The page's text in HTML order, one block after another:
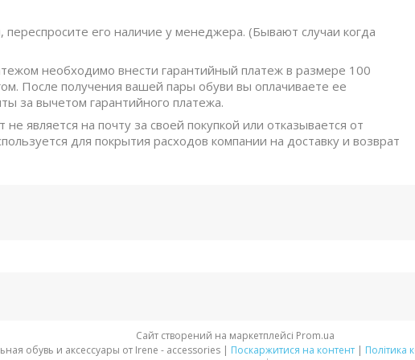
его наличие у менеджера. (Бывают случаи когда
необходимо внести гарантийный платеж в размере 100
После получения вашей пары обуви вы оплачиваете ее
за вычетом гарантийного платежа.
является на почту за своей покупкой или отказывается от
для покрытия расходов компании на доставку и возврат
Сайт створений на маркетплейсі Prom.ua
Стильная обувь и аксессуары от Irene - accessories | Поскаржитися на контент | Політика